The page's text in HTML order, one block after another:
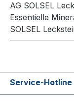
AG SOLSEL
Essentielle
SOLSEL
Service-Hotline